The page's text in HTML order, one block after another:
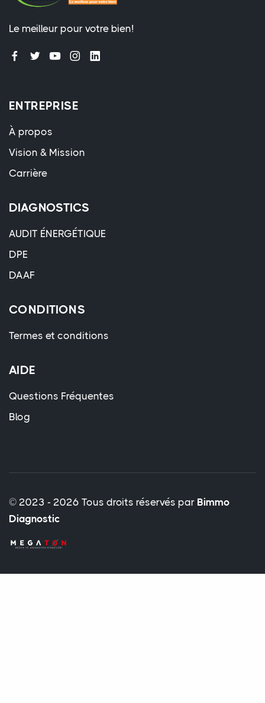
Le meilleur pour votre bien!
ENTREPRISE
À propos
Vision & Mission
Carrière
DIAGNOSTICS
AUDIT ÉNERGÉTIQUE
DPE
DAAF
CONDITIONS
Termes et conditions
AIDE
Questions Fréquentes
Blog
© 2023 - 2026 Tous droits réservés par Bimmo
Diagnostic